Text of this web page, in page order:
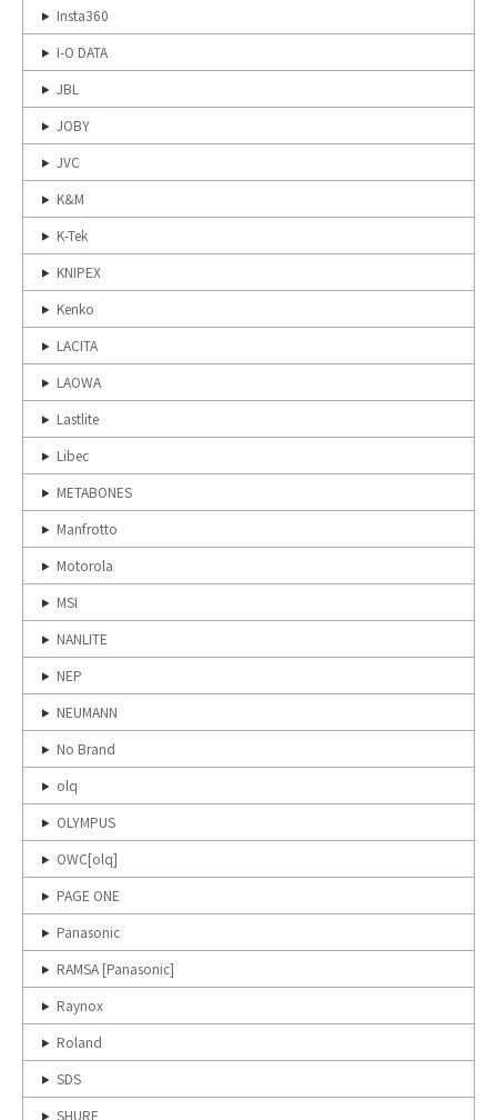
Insta360
I-O DATA
JBL
JOBY
JVC
K&M
K-Tek
KNIPEX
Kenko
LACITA
LAOWA
Lastlite
Libec
METABONES
Manfrotto
Motorola
MSI
NANLITE
NEP
NEUMANN
No Brand
olq
OLYMPUS
OWC[olq]
PAGE ONE
Panasonic
RAMSA [Panasonic]
Raynox
Roland
SDS
SHURE